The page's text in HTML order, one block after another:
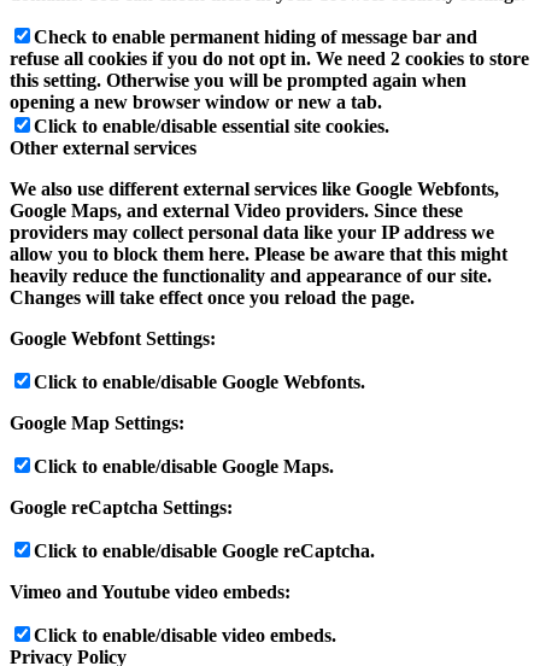
Check to enable permanent hiding of message bar and
refuse all cookies if you do not opt in. We need 2 cookies to store
this setting. Otherwise you will be prompted again when
opening a new browser window or new a tab.
Click to enable/disable essential site cookies.
Other external services
We also use different external services like Google Webfonts,
Google Maps, and external Video providers. Since these
providers may collect personal data like your IP address we
allow you to block them here. Please be aware that this might
heavily reduce the functionality and appearance of our site.
Changes will take effect once you reload the page.
Google Webfont Settings:
Click to enable/disable Google Webfonts.
Google Map Settings:
Click to enable/disable Google Maps.
Google reCaptcha Settings:
Click to enable/disable Google reCaptcha.
Vimeo and Youtube video embeds:
Click to enable/disable video embeds.
Privacy Policy